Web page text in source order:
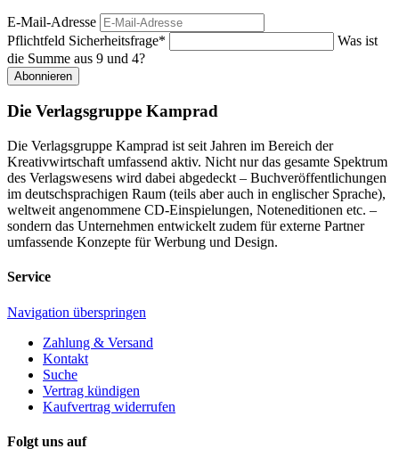
E-Mail-Adresse
Pflichtfeld Sicherheitsfrage*
Was ist
die Summe aus 9 und 4?
Abonnieren
Die Verlagsgruppe Kamprad
Die Verlagsgruppe Kamprad ist seit Jahren im Bereich der
Kreativwirtschaft umfassend aktiv. Nicht nur das gesamte Spektrum
des Verlagswesens wird dabei abgedeckt – Buchveröffentlichungen
im deutschsprachigen Raum (teils aber auch in englischer Sprache),
weltweit angenommene CD-Einspielungen, Noteneditionen etc. –
sondern das Unternehmen entwickelt zudem für externe Partner
umfassende Konzepte für Werbung und Design.
Service
Navigation überspringen
Zahlung & Versand
Kontakt
Suche
Vertrag kündigen
Kaufvertrag widerrufen
Folgt uns auf